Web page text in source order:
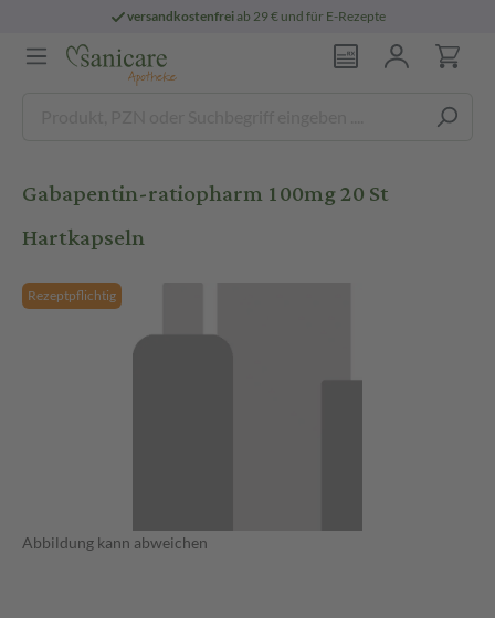
versandkostenfreiab 29 € und für E-Rezepte
Gabapentin-ratiopharm 100mg 20 St
Hartkapseln
Rezeptpflichtig
Abbildung kann abweichen